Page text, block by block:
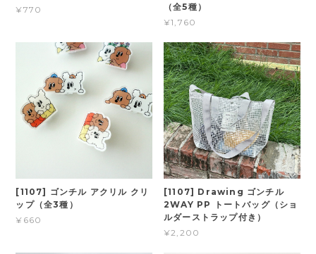
¥770
（全5種）
¥1,760
[1107] ゴンチル アクリル クリ
ップ（全3種）
¥660
[1107] Drawing ゴンチル
2WAY PP トートバッグ（ショ
ルダーストラップ付き）
¥2,200